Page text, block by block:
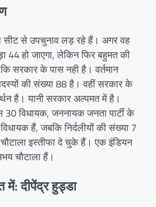
सीट से उपचुनाव लड़ रहे हैं। अगर वह
44 हो जाएगा, लेकिन फिर बहुमत की
सरकार के पास नही है। वर्तमान
की संख्या 88 है। वहीं सरकार के
है। यानी सरकार अल्पमत में है।
30 विधायक, जननायक जनता पार्टी के
हैं, जबकि निर्दलीयों की संख्या 7
इस्तीफा दे चुके हैं। एक इंडियन
चौटाला हैं।
में: दीपेंद्र हुड्डा